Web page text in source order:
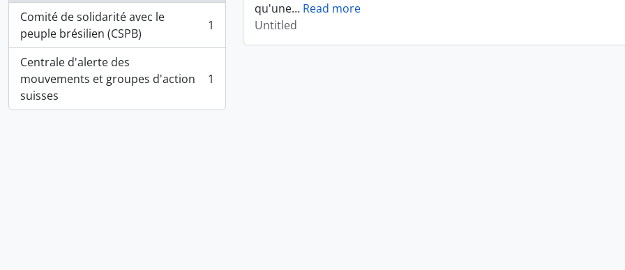
Comité de solidarité avec le
peuple brésilien (CSPB)
, 1 results 1
Centrale d'alerte des
mouvements et groupes d'action
suisses
, 1 results 1
qu'une… Read more
Untitled